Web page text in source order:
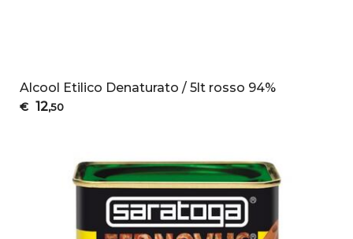
Alcool Etilico Denaturato / 5lt rosso 94%
€ 12,50